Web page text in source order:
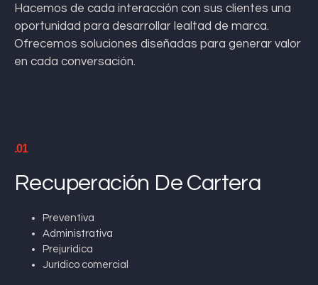
Hacemos de cada interacción con sus clientes una
oportunidad para desarrollar lealtad de marca.
Ofrecemos soluciones diseñadas para generar valor
en cada conversación.
.01
Recuperación De Cartera
Preventiva
Administrativa
Prejurídica
Jurídico comercial